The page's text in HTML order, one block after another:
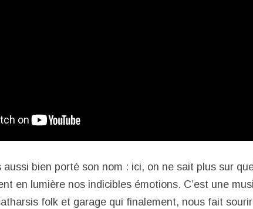
aussi bien porté son nom : ici, on ne sait plus sur
en lumière nos indicibles émotions. C’est une
folk et garage qui finalement, nous fait